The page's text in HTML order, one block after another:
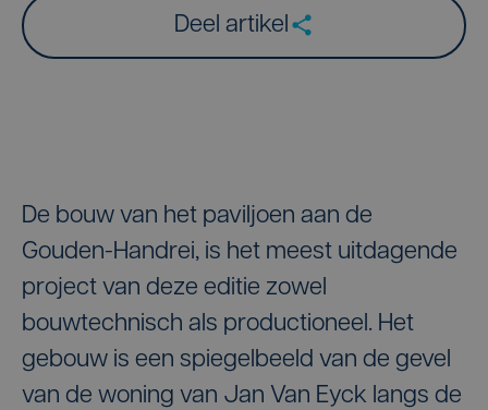
Deel artikel
De bouw van het paviljoen aan de
Gouden-Handrei, is het meest uitdagende
project van deze editie zowel
bouwtechnisch als productioneel. Het
gebouw is een spiegelbeeld van de gevel
van de woning van Jan Van Eyck langs de